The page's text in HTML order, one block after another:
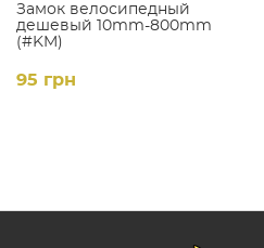
Замок велосипедный
дешевый 10mm-800mm
(#KM)
95 грн